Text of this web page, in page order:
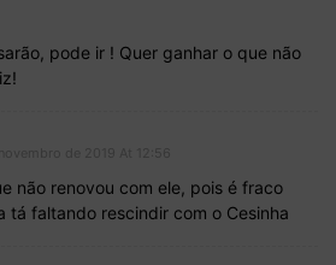
pode ir ! Quer ganhar o que não
não renovou com ele, pois é fraco
tá faltando rescindir com o Cesinha